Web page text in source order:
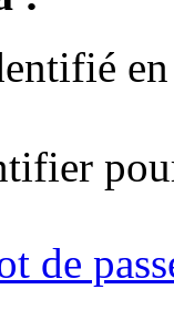
de